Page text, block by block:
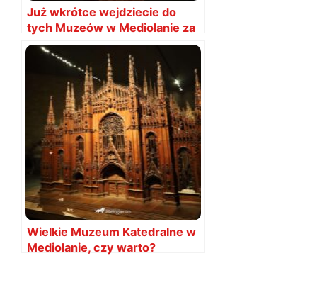
Już wkrótce wejdziecie do
tych Muzeów w Mediolanie za
darmo
Wielkie Muzeum Katedralne w
Mediolanie, czy warto?